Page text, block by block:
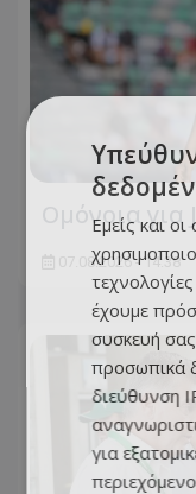
Ομόνοια
07.08.2026 - 14:38
Εμείς και
έχουμε
συσκευή
προσωπικά
διεύθυνση
για